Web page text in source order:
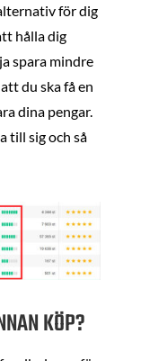
för dig
hålla dig
spara mindre
du ska få en
dina pengar.
till sig och så
KÖP?